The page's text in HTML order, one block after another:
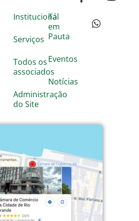
Institucional
Serviços
Todos os
associados
Administração
do Site
Tá
em
Pauta
Eventos
Notícias